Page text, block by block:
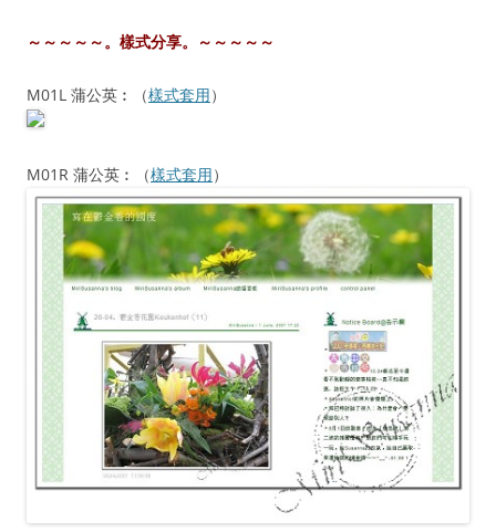
～～～～～。樣式分享。～～～～～
M01L 蒲公英︰（樣式套用）
M01R 蒲公英︰（樣式套用）